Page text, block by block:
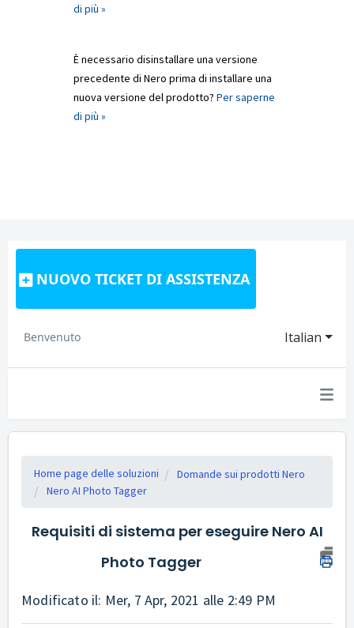
di più »
È necessario disinstallare una versione
precedente di Nero prima di installare una
nuova versione del prodotto? Per saperne
di più »
NUOVO TICKET DI ASSISTENZA
Italian
Benvenuto
Home page delle soluzioni
Domande sui prodotti Nero
Nero AI Photo Tagger
Requisiti di sistema per eseguire Nero AI
Photo Tagger
Modificato il: Mer, 7 Apr, 2021 alle 2:49 PM